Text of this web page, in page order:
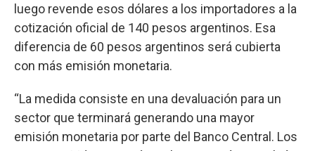
luego revende esos dólares a los importadores a la
cotización oficial de 140 pesos argentinos. Esa
diferencia de 60 pesos argentinos será cubierta
con más emisión monetaria.
“La medida consiste en una devaluación para un
sector que terminará generando una mayor
emisión monetaria por parte del Banco Central. Los